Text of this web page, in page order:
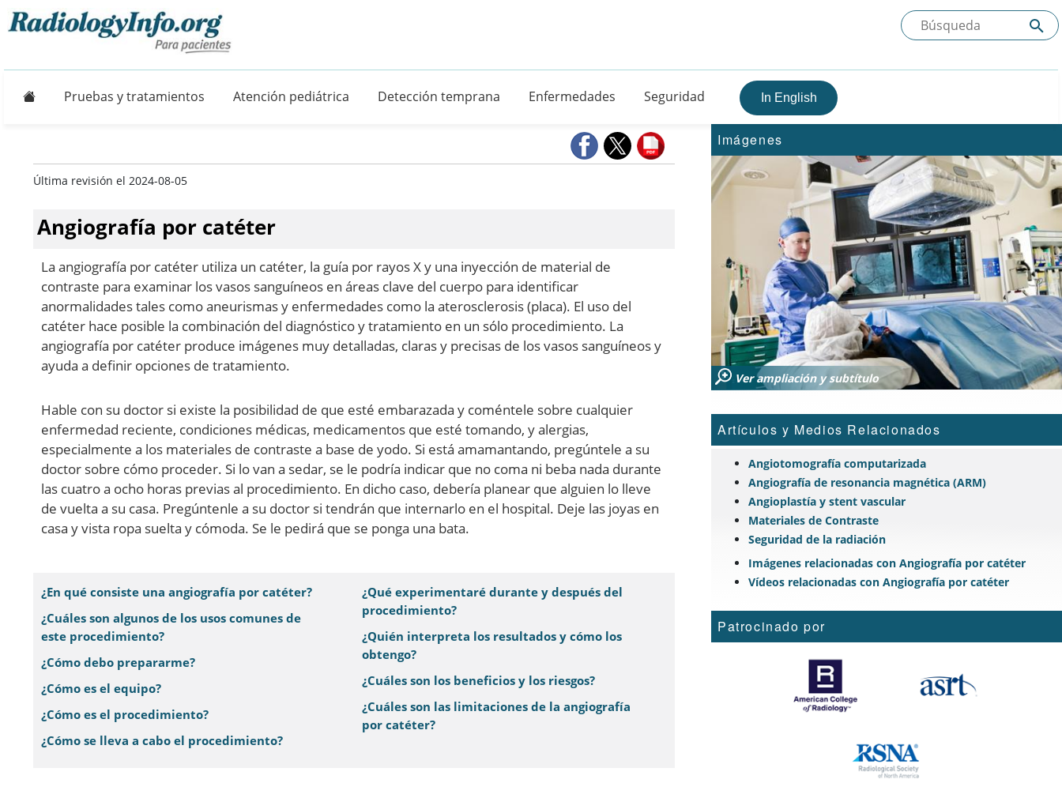
Pruebas y tratamientos Atención pediátrica Detección temprana Enfermedades Seguridad In English
Última revisión el 2024-08-05
Angiografía por catéter
La angiografía por catéter utiliza un catéter, la guía por rayos X y una inyección de material de
contraste para examinar los vasos sanguíneos en áreas clave del cuerpo para identificar
anormalidades tales como aneurismas y enfermedades como la aterosclerosis (placa). El uso del
catéter hace posible la combinación del diagnóstico y tratamiento en un sólo procedimiento. La
angiografía por catéter produce imágenes muy detalladas, claras y precisas de los vasos sanguíneos y
ayuda a definir opciones de tratamiento.
Hable con su doctor si existe la posibilidad de que esté embarazada y coméntele sobre cualquier
enfermedad reciente, condiciones médicas, medicamentos que esté tomando, y alergias,
especialmente a los materiales de contraste a base de yodo. Si está amamantando, pregúntele a su
doctor sobre cómo proceder. Si lo van a sedar, se le podría indicar que no coma ni beba nada durante
las cuatro a ocho horas previas al procedimiento. En dicho caso, debería planear que alguien lo lleve
de vuelta a su casa. Pregúntenle a su doctor si tendrán que internarlo en el hospital. Deje las joyas en
casa y vista ropa suelta y cómoda. Se le pedirá que se ponga una bata.
¿En qué consiste una angiografía por catéter?
¿Cuáles son algunos de los usos comunes de
este procedimiento?
¿Cómo debo prepararme?
¿Cómo es el equipo?
¿Cómo es el procedimiento?
¿Cómo se lleva a cabo el procedimiento?
¿Qué experimentaré durante y después del
procedimiento?
¿Quién interpreta los resultados y cómo los
obtengo?
¿Cuáles son los beneficios y los riesgos?
¿Cuáles son las limitaciones de la angiografía
por catéter?
Imágenes
Ver ampliación y subtítulo
Artículos y Medios Relacionados
Angiotomografía computarizada
Angiografía de resonancia magnética (ARM)
Angioplastía y stent vascular
Materiales de Contraste
Seguridad de la radiación
Imágenes relacionadas con Angiografía por catéter
Vídeos relacionadas con Angiografía por catéter
Patrocinado por